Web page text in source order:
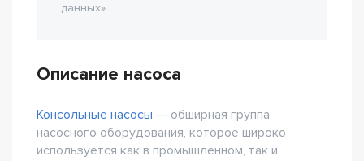
данных».
Описание насоса
Консольные насосы — обширная группа
насосного оборудования, которое широко
используется как в промышленном, так и